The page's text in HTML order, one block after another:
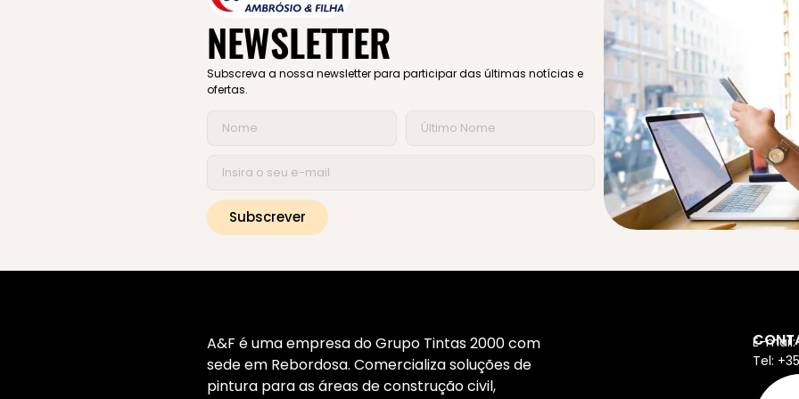
NEWSLETTER
Subscreva a nossa newsletter para participar das últimas notícias e
ofertas.
Subscrever
A&F é uma empresa do Grupo Tintas 2000 com
sede em Rebordosa. Comercializa soluções de
pintura para as áreas de construção civil,
E-
Tel: